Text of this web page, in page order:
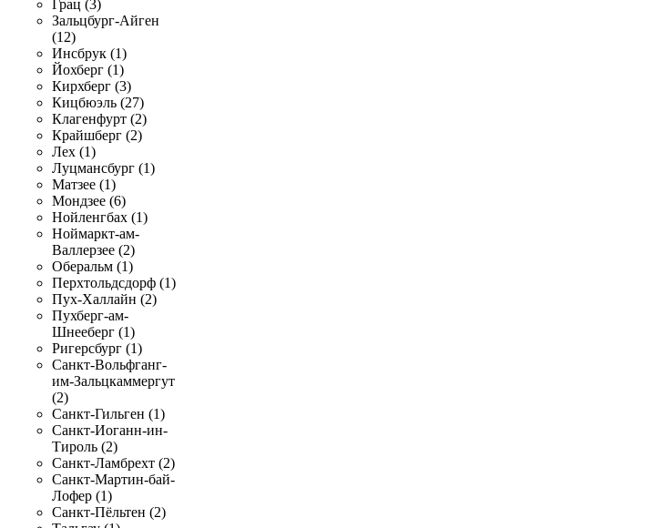
Грац (3)
Зальцбург-Айген
(12)
Инсбрук (1)
Йохберг (1)
Кирхберг (3)
Кицбюэль (27)
Клагенфурт (2)
Крайшберг (2)
Лех (1)
Луцмансбург (1)
Матзее (1)
Мондзее (6)
Нойленгбах (1)
Ноймаркт-ам-
Валлерзее (2)
Оберальм (1)
Перхтольдсдорф (1)
Пух-Халлайн (2)
Пухберг-ам-
Шнееберг (1)
Ригерсбург (1)
Санкт-Вольфганг-
им-Зальцкаммергут
(2)
Санкт-Гильген (1)
Санкт-Иоганн-ин-
Тироль (2)
Санкт-Ламбрехт (2)
Санкт-Мартин-бай-
Лофер (1)
Санкт-Пёльтен (2)